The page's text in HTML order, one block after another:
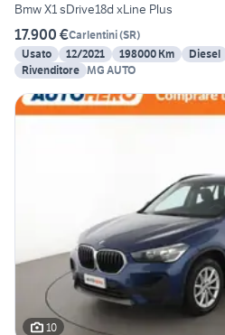
Bmw X1 sDrive18d xLine Plus
17.900 €Carlentini(SR)
Usato
12/2021 198000 Km Diesel
Rivenditore MG AUTO
10